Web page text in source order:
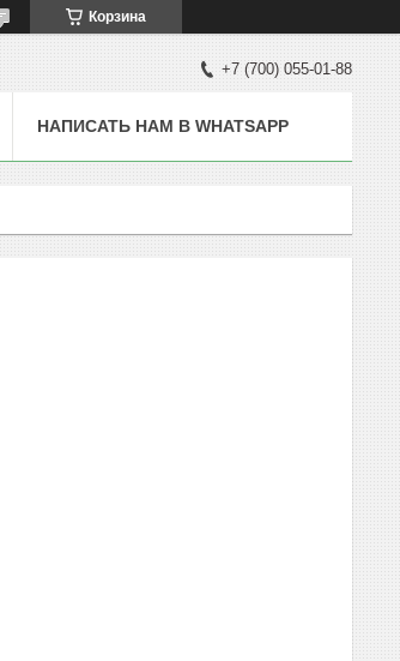
Корзина
+7 (700) 055-01-88
НАПИСАТЬ НАМ В WHATSAPP